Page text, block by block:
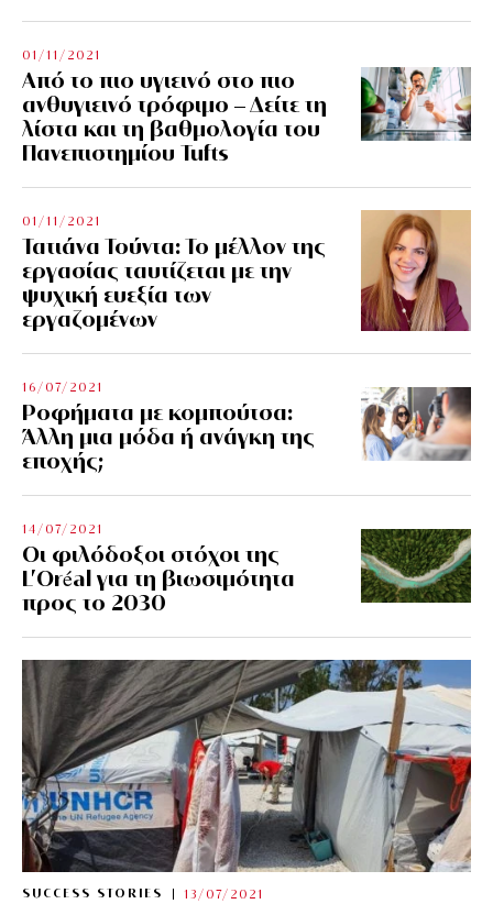
01/11/2021
Από το πιο υγιεινό στο πιο
ανθυγιεινό τρόφιμο – Δείτε τη
λίστα και τη βαθμολογία του
Πανεπιστημίου Tufts
01/11/2021
Τατιάνα Τούντα: Το μέλλον της
εργασίας ταυτίζεται με την
ψυχική ευεξία των
εργαζομένων
16/07/2021
Ροφήματα με κομπούτσα:
Άλλη μια μόδα ή ανάγκη της
εποχής;
14/07/2021
Οι φιλόδοξοι στόχοι της
L’Oréal για τη βιωσιμότητα
προς το 2030
SUCCESS STORIES 13/07/2021